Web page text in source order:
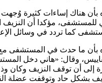
بأن هناك إساءات كثيرة
للمستشفى، مؤكدا أن
كما تردد في وسائل
بأن ما حدث في المستشفى
وقال: «هاني دخل
إلى أن توقف النزيف وكان